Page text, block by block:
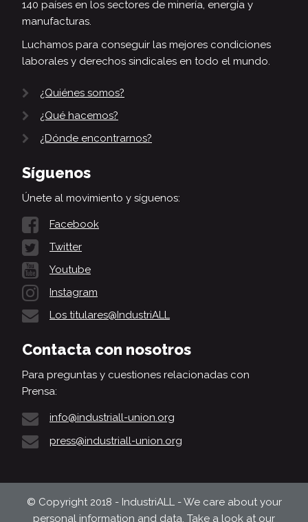
140 países en los sectores de minería, energía y
manufacturas.
Luchamos para conseguir las mejores condiciones
laborales y derechos sindicales en todo el mundo.
¿Quiénes somos?
¿Qué hacemos?
¿Dónde encontrarnos?
Síguenos
Únete al movimiento y síguenos:
Facebook
Twitter
Youtube
Instagram
Los titulares@IndustriALL
Contacta con nosotros
Para preguntas y cuestiones relacionadas con
Prensa:
info@industriall-union.org
press@industriall-union.org
© Copyright 2018 - IndustriALL - We care about your
personal information and data. Take a look at our